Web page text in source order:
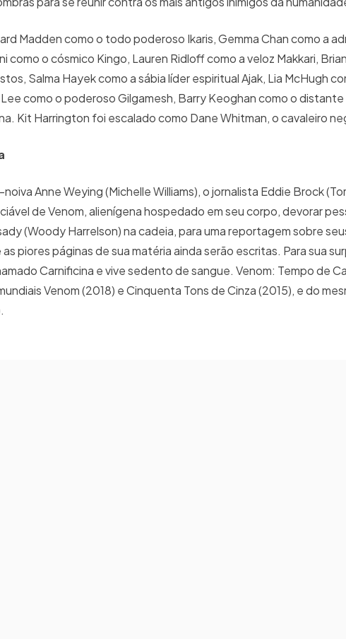
Madden como o todo poderoso Ikaris, Gemma Chan como a
como o cósmico Kingo, Lauren Ridloff como a veloz Makkari,
Salma Hayek como a sábia líder espiritual Ajak, Lia McHugh
como o poderoso Gilgamesh, Barry Keoghan como o distante
Kit Harrington foi escalado como Dane Whitman, o cavaleiro
Anne Weying (Michelle Williams), o jornalista Eddie Brock
de Venom, alienígena hospedado em seu corpo, devorar
(Woody Harrelson) na cadeia, para uma reportagem sobre
piores páginas de sua matéria ainda serão escritas. Para sua
Carnificina e vive sedento de sangue. Venom: Tempo de
Venom (2018) e Cinquenta Tons de Cinza (2015), e do